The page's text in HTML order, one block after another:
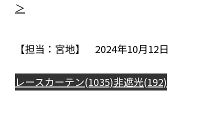
＞
【担当：宮地】 2024年10月12日
レースカーテン(1035)非遮光(192)